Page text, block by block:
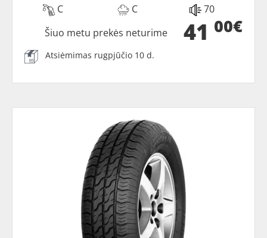
C
C 70
41 00€
Šiuo metu prekės neturime
Atsiėmimas rugpjūčio 10 d.